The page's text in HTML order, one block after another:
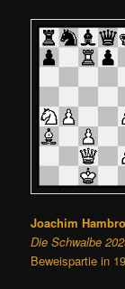
Joachim
Die Schwalbe
Beweispartie in